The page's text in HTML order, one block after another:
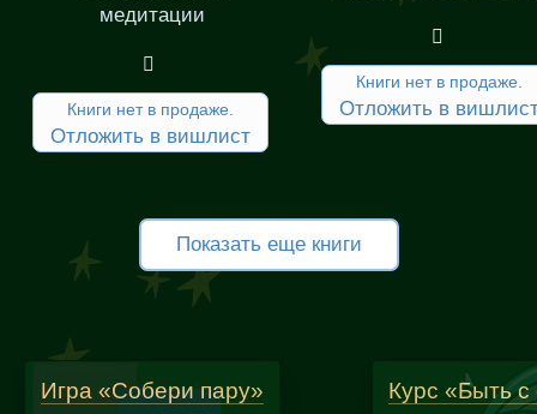
медитации
Книги нет в продаже.
Отложить в вишлист
Книги нет в продаже.
Отложить в
Показать еще книги
Игра «Собери пару» Курс «Быть с